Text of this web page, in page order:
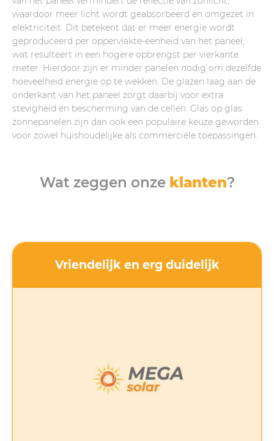
waardoor meer licht wordt geabsorbeerd en omgezet in
elektriciteit. Dit betekent dat er meer energie wordt
geproduceerd per oppervlakte-eenheid van het paneel,
wat resulteert in een hogere opbrengst per vierkante
meter. Hierdoor zijn er minder panelen nodig om dezelfde
hoeveelheid energie op te wekken. De glazen laag aan de
onderkant van het paneel zorgt daarbij voor extra
stevigheid en bescherming van de cellen. Glas op glas
zonnepanelen zijn dan ook een populaire keuze geworden
voor zowel huishoudelijke als commerciële toepassingen.
Wat zeggen onze klanten?
Vriendelijk en erg duidelijk